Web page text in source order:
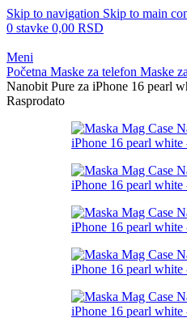
Skip to navigation Skip to main
0 stavke 0,00 RSD
Meni
Početna Maske za telefon Maske
Nanobit Pure za iPhone 16 pearl
Rasprodato